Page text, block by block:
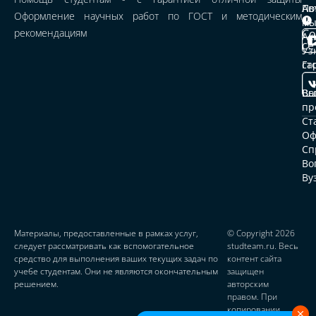
Оформление научных работ по ГОСТ и методическим
рекомендациям
мы
и
Материалы, предоставленные в рамках услуг,
следует рассматривать как вспомогательное
средство для выполнения ваших текущих задач по
учебе студентам. Они не являются окончательным
решением.
© Copyright 2026
studteam.ru. Весь
контент сайта
защищен
авторским
правом. При
копировании